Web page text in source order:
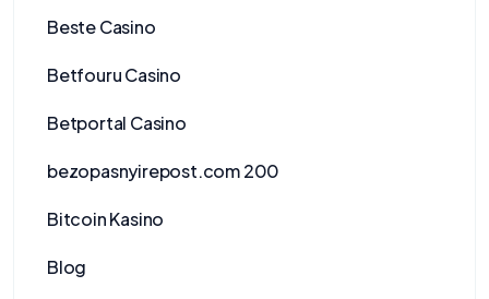
Beste Casino
Betfouru Casino
Betportal Casino
bezopasnyirepost.com 200
Bitcoin Kasino
Blog